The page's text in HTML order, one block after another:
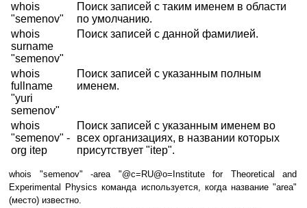
whois
"semenov"
Поиск записей с таким именем в области
по умолчанию.
whois
surname
"semenov"
Поиск записей с данной фамилией.
whois
fullname
"yuri
semenov"
Поиск записей с указанным полным
именем.
whois
"semenov" -
org itep
Поиск записей с указанным именем во
всех организациях, в названии которых
присутствует "itep".
whois "semenov" -area "@c=RU@o=Institute for Theoretical and
Experimental Physics команда используется, когда название "area"
(место) известно.